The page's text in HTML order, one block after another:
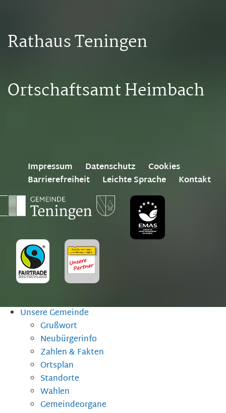
Rathaus Teningen
Ortschaftsamt Heimbach
Impressum Datenschutz
Cookies
Barrierefreiheit
Leichte Sprache Kontakt
Unsere Gemeinde
Grußwort
Neubürgerinfo
Zahlen & Fakten
Ortsplan
Standorte
Wahlen
Gemeindeorgane